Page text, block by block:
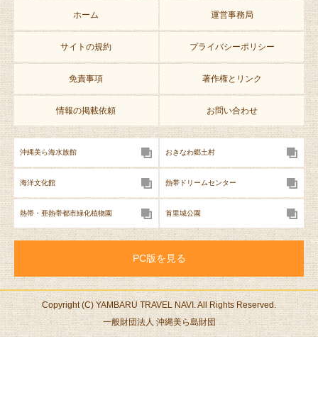
0
円
0
円
児
5
0
0
レッキング
人
8,
0
4
時
間
ホーム 運営事務局
サイトの規約 プライバシーポリシー
免責事項 著作権とリンク
情報の掲載依頼 お問い合わせ
沖縄美ら海水族館 おきなわ郷土村
海洋文化館 熱帯ドリームセンター
熱帯・亜熱帯都市緑化植物園 首里城公園
PC版を見る
Copyright (C) YAMBARU TRAVEL NAVI. All Rights Reserved.
一般財団法人 沖縄美ら島財団